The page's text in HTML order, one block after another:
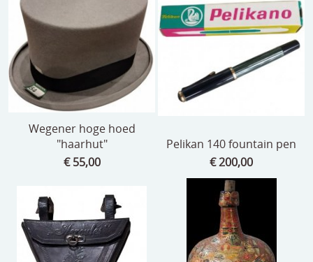
Wegener hoge hoed
"haarhut"
€ 55,00
Pelikan 140 fountain pen
€ 200,00